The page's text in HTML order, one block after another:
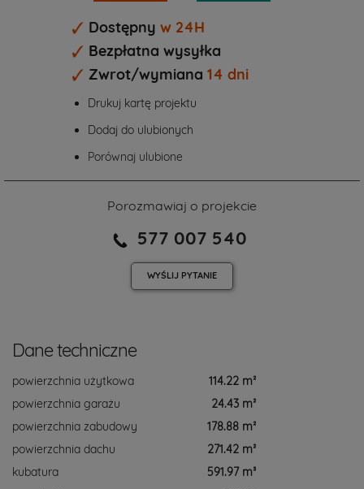
Dostępny w 24H
Bezpłatna wysyłka
Zwrot/wymiana 14 dni
Drukuj kartę projektu
Dodaj do ulubionych
Porównaj ulubione
Porozmawiaj o projekcie
577 007 540
WYŚLIJ PYTANIE
Dane techniczne
powierzchnia użytkowa
114.22 m²
powierzchnia garażu
24.43 m²
powierzchnia zabudowy
178.88 m²
powierzchnia dachu
271.42 m²
kubatura
591.97 m³